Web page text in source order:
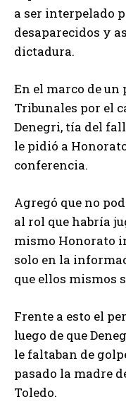
a ser interpelado
desaparecidos y
dictadura.
En el marco de un
Tribunales por el
Denegri, tía del
le pidió a
conferencia.
Agregó que no
al rol que habría
mismo Honorato
solo en la
que ellos mismos
Frente a esto el
luego de que
le faltaban de
pasado la madre
Toledo.